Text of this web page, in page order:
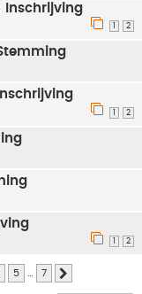
Inschrijving
2
2
2
5 7